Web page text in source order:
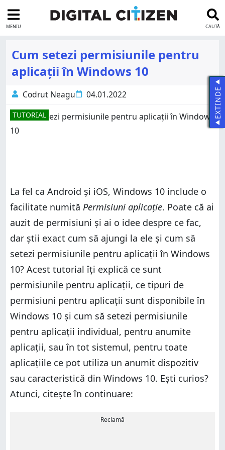
MENIU CAUTĂ
Cum setezi permisiunile pentru
aplicații în Windows 10
Codrut Neagu 04.01.2022
TUTORIAL
La fel ca Android și iOS, Windows 10 include o
facilitate numită Permisiuni aplicație. Poate că ai
auzit de permisiuni și ai o idee despre ce fac,
dar știi exact cum să ajungi la ele și cum să
setezi permisiunile pentru aplicații în Windows
10? Acest tutorial îți explică ce sunt
permisiunile pentru aplicații, ce tipuri de
permisiuni pentru aplicații sunt disponibile în
Windows 10 și cum să setezi permisiunile
pentru aplicații individual, pentru anumite
aplicații, sau în tot sistemul, pentru toate
aplicațiile ce pot utiliza un anumit dispozitiv
sau caracteristică din Windows 10. Ești curios?
Atunci, citește în continuare:
Reclamă
EXTINDE